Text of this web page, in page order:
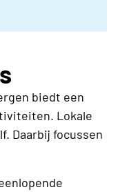
biedt een
Lokale
Daarbij focussen